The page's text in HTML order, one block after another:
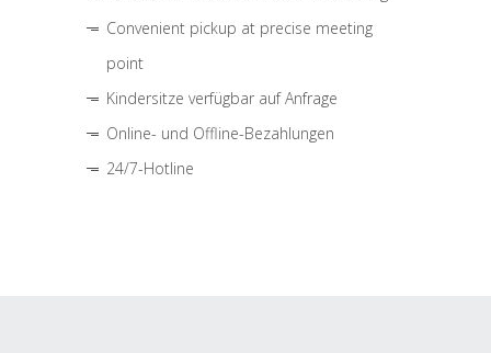
Convenient pickup at precise meeting
point
Kindersitze verfügbar auf Anfrage
Online- und Offline-Bezahlungen
24/7-Hotline